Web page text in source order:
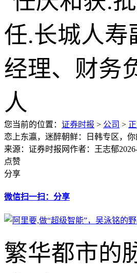
您当前的位置： 证券时报 > 公司 >
恋上东瀛，迷醉朝鲜：日韩专区，
来源：证券时报网作者：王志郁
点赞
分享
微信扫一扫：分享
繁华都市的